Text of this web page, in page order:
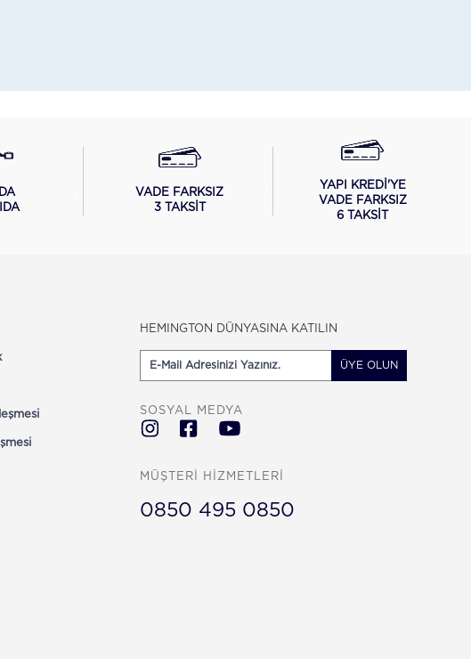
VADE FARKSIZ
3 TAKSİT
YAPI KREDİ'YE
VADE FARKSIZ
6 TAKSİT
HEMINGTON DÜNYASINA KATILIN
ÜYE OLUN
SOSYAL MEDYA
MÜŞTERİ HİZMETLERİ
0850 495 0850